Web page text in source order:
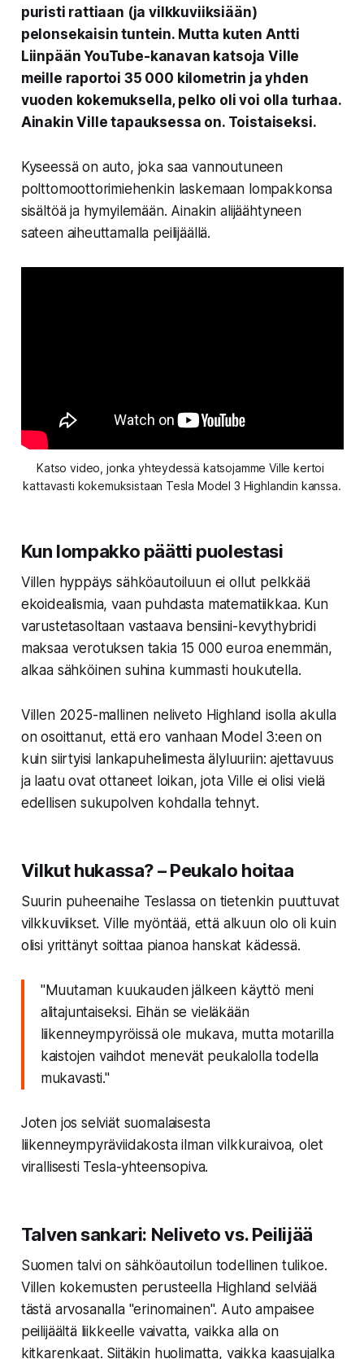
puristi rattiaan (ja vilkkuviiksiään)
pelonsekaisin tuntein. Mutta kuten Antti
Liinpään YouTube-kanavan katsoja Ville
meille raportoi 35 000 kilometrin ja yhden
vuoden kokemuksella, pelko oli voi olla turhaa.
Ainakin Ville tapauksessa on. Toistaiseksi.
Kyseessä on auto, joka saa vannoutuneen
polttomoottorimiehenkin laskemaan lompakkonsa
sisältöä ja hymyilemään. Ainakin alijäähtyneen
sateen aiheuttamalla peilijäällä.
Katso video, jonka yhteydessä katsojamme Ville kertoi
kattavasti kokemuksistaan Tesla Model 3 Highlandin kanssa.
Kun lompakko päätti puolestasi
Villen hyppäys sähköautoiluun ei ollut pelkkää
ekoidealismia, vaan puhdasta matematiikkaa. Kun
varustetasoltaan vastaava bensiini-kevythybridi
maksaa verotuksen takia 15 000 euroa enemmän,
alkaa sähköinen suhina kummasti houkutella.
Villen 2025-mallinen neliveto Highland isolla akulla
on osoittanut, että ero vanhaan Model 3:een on
kuin siirtyisi lankapuhelimesta älyluuriin: ajettavuus
ja laatu ovat ottaneet loikan, jota Ville ei olisi vielä
edellisen sukupolven kohdalla tehnyt.
Vilkut hukassa? – Peukalo hoitaa
Suurin puheenaihe Teslassa on tietenkin puuttuvat
vilkkuviikset. Ville myöntää, että alkuun olo oli kuin
olisi yrittänyt soittaa pianoa hanskat kädessä.
"Muutaman kuukauden jälkeen käyttö meni
alitajuntaiseksi. Eihän se vieläkään
liikenneympyröissä ole mukava, mutta motarilla
kaistojen vaihdot menevät peukalolla todella
mukavasti."
Joten jos selviät suomalaisesta
liikenneympyräviidakosta ilman vilkkuraivoa, olet
virallisesti Tesla-yhteensopiva.
Talven sankari: Neliveto vs. Peilijää
Suomen talvi on sähköautoilun todellinen tulikoe.
Villen kokemusten perusteella Highland selviää
tästä arvosanalla "erinomainen". Auto ampaisee
peilijäältä liikkeelle vaivatta, vaikka alla on
kitkarenkaat. Siitäkin huolimatta, vaikka kaasujalka